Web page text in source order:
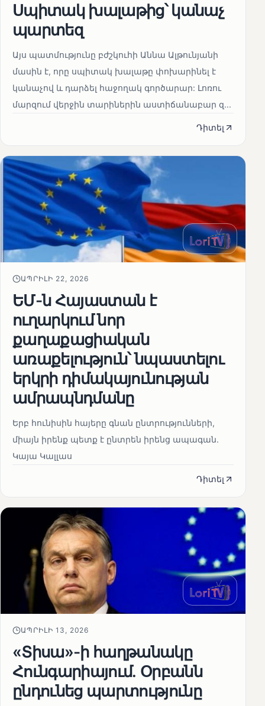
Սպիտակ խալաթից՝ կանաչ
պարտեզ
Այս պատմությունը բժշկուհի Աննա Ալթունյանի
մասին է, որը սպիտակ խալաթը փոխարինել է
կանաչով և դարձել հաջողակ գործարար: Լոռու
մարզում վերջին տարիներին աստիճանաբար զ...
Դիտել
ԱՊՐԻԼԻ 22, 2026
ԵՄ-ն Հայաստան է
ուղարկում նոր
քաղաքացիական
առաքելություն՝ նպաստելու
երկրի դիմակայունության
ամրապնդմանը
Երբ հունիսին հայերը գնան ընտրությունների,
միայն իրենք պետք է ընտրեն իրենց ապագան.
Կայա Կալլաս
Դիտել
ԱՊՐԻԼԻ 13, 2026
«Տիսա»-ի հաղթանակը
Հունգարիայում․ Օրբանն
ընդունեց պարտությունը